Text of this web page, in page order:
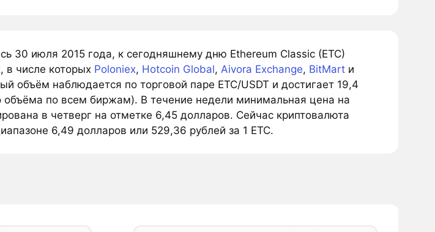
30 июля 2015 года, к сегодняшнему дню Ethereum Classic (ETC)
в числе которых Poloniex, Hotcoin Global, Aivora Exchange, BitMartи
объём наблюдается по торговой паре ETC/USDT и достигает 19,4
объёма по всем биржам). В течение недели минимальная цена на
в четверг на отметке 6,45 долларов. Сейчас криптовалюта
6,49 долларов или 529,36 рублей за 1 ETC.